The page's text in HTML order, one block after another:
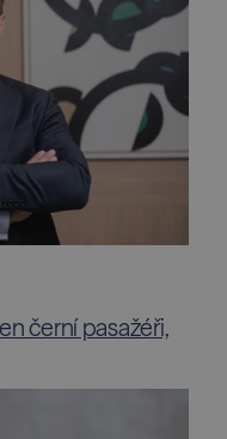
černí pasažéři,